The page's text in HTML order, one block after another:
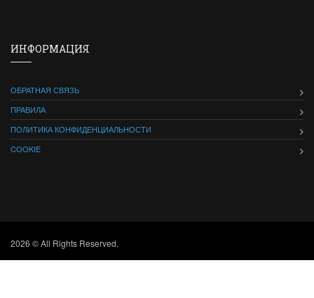
ИНФОРМАЦИЯ
ОБРАТНАЯ СВЯЗЬ
ПРАВИЛА
ПОЛИТИКА КОНФИДЕНЦИАЛЬНОСТИ
COOKIE
2026 © All Rights Reserved.